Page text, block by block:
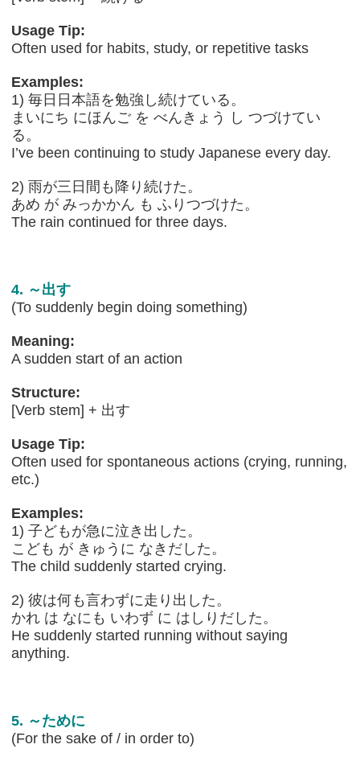
Usage Tip:
Often used for habits, study, or repetitive tasks
Examples:
1) 毎日日本語を勉強し続けている。
まいにち にほんご を べんきょう し つづけてい
る。
I’ve been continuing to study Japanese every day.
2) 雨が三日間も降り続けた。
あめ が みっかかん も ふりつづけた。
The rain continued for three days.
4. ～出す
(To suddenly begin doing something)
Meaning:
A sudden start of an action
Structure:
[Verb stem] + 出す
Usage Tip:
Often used for spontaneous actions (crying, running,
etc.)
Examples:
1) 子どもが急に泣き出した。
こども が きゅうに なきだした。
The child suddenly started crying.
2) 彼は何も言わずに走り出した。
かれ は なにも いわず に はしりだした。
He suddenly started running without saying
anything.
5. ～ために
(For the sake of / in order to)